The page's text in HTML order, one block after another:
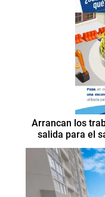
Arrancan los
salida para el